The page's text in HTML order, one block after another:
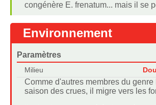
congénère E. frenatum... mais il se
Environnement
Paramètres
Milieu
Comme d'autres membres du
saison des crues, il migre vers les